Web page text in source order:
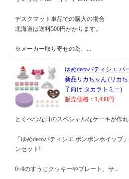
デスクマット単品での購入の場合
北海道は送料500円かかります。
※メーカー取り寄せの為、...
ゆめdecoパティシエ パ
新品リカちゃん (リカ
子向け タカラトミー)
販売価格：1,430円
とくべつな日のスペシャルなケーキが作
「ゆめdecoパティシエ ポンポンホイップ
ンセット!
0~9のすうじクッキーやプレート、サ...